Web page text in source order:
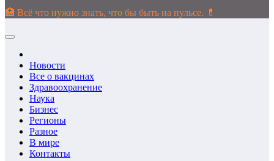
🏥 Всё что нужно знать, что бы быть на пульсе. 💊
Новости
Все о вакцинах
Здравоохранение
Наука
Бизнес
Регионы
Разное
В мире
Контакты